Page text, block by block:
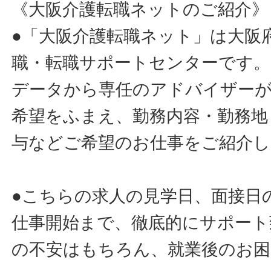
《大阪介護転職ネットのご紹介》
●「大阪介護転職ネット」は大阪
職・転職サポートセンターです
データから専任のアドバイザー
希望をふまえ、勤務内容・勤務
与などご希望のお仕事をご紹介
●こちらの求人の見学日、面接日
仕事開始まで、徹底的にサポー
の不安はもちろん、就業後のお